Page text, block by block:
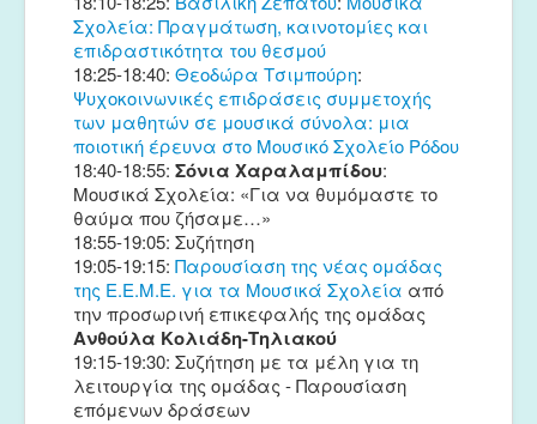
Σχολεία: Πραγμάτωση, καινοτομίες και
επιδραστικότητα του θεσμού
18:25-18:40: Θεοδώρα Τσιμπούρη:
Ψυχοκοινωνικές επιδράσεις συμμετοχής
των μαθητών σε μουσικά σύνολα: μια
ποιοτική έρευνα στο Μουσικό Σχολείο Ρόδου
18:40-18:55: Σόνια Χαραλαμπίδου:
Μουσικά Σχολεία: «Για να θυμόμαστε το
θαύμα που ζήσαμε…»
18:55-19:05: Συζήτηση
19:05-19:15: Παρουσίαση της νέας ομάδας
της Ε.Ε.Μ.Ε. για τα Μουσικά Σχολεία από
την προσωρινή επικεφαλής της oμάδας
Ανθούλα Κολιάδη-Τηλιακού
19:15-19:30: Συζήτηση με τα μέλη για τη
λειτουργία της ομάδας - Παρουσίαση
επόμενων δράσεων